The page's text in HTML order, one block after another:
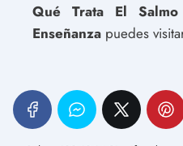
Qué Trata El
Enseñanza puedes